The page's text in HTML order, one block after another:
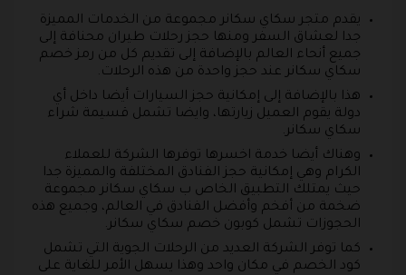
يقدم متجر سكاي سكانر مجموعة من الخدمات المميزة
جدا لعشاق السفر ومنها حجز رحلات طيران محنافة إلى
جميع أنحاء العالم بالإضافة إلى تقديم كل من رمز خصم
سكاي سكانر عند حجز واحدة من هذه الرحلات.
هذا بالإضافة إلى إمكانية حجز السيارات أيضا داخل أي
دولة يقوم العميل زيارتها، وايضا تشمل قسيمة شراء
سكاي سكانر.
وهناك أيضا خدمة اخسرها توفرها الشركة للعملاء
الكرام وهي إمكانية حجز الفنادق المختلفة والمميزة جدا
حيث يمتلك التطبيق الخاص ب سكاي سكانر مجموعة
ضخمة من أفخم وأفضل الفنادق في العالم، وجميع هذه
الحجوزات تشمل كوبون خصم سكاي سكانر.
كما توفر الشركة العديد من الرحلات الجوية التي تشمل
كود الخصم في مكان واحد وهذا يسهل الأمر للغاية على